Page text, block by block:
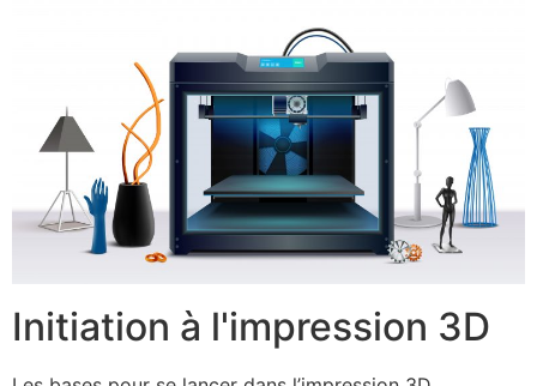
Initiation à l'impression 3D